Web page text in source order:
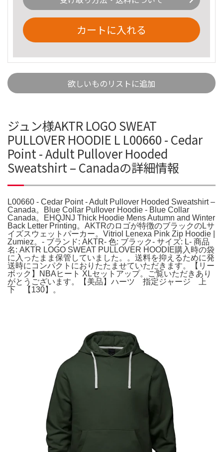
カートに入れる
欲しいものリストに追加
ジュン様AKTR LOGO SWEAT
PULLOVER HOODIE L L00660 - Cedar
Point - Adult Pullover Hooded
Sweatshirt – Canadaの詳細情報
L00660 - Cedar Point - Adult Pullover Hooded Sweatshirt –
Canada。Blue Collar Pullover Hoodie - Blue Collar
Canada。EHQJNJ Thick Hoodie Mens Autumn and Winter
Back Letter Printing。AKTRのロゴが特徴のブラックのLサ
イズスウェットパーカー。Vitriol Lenexa Pink Zip Hoodie |
Zumiez。- ブランド: AKTR- 色: ブラック- サイズ: L- 商品
名: AKTR LOGO SWEAT PULLOVER HOODIE購入時の袋
に入ったまま保管していました。。送料を抑えるために発
送時にコンパクトにおりたたませていただきます。【リー
ボック】NBAヒート XLセットアップ。ご覧いただきあり
がとうございます。【美品】ハーツ 指定ジャージ 上
下 【130】。